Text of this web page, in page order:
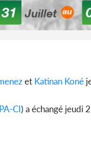
et Katinan Koné
CI) a échangé jeudi